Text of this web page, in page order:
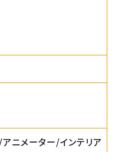
ニメーター/インテリア